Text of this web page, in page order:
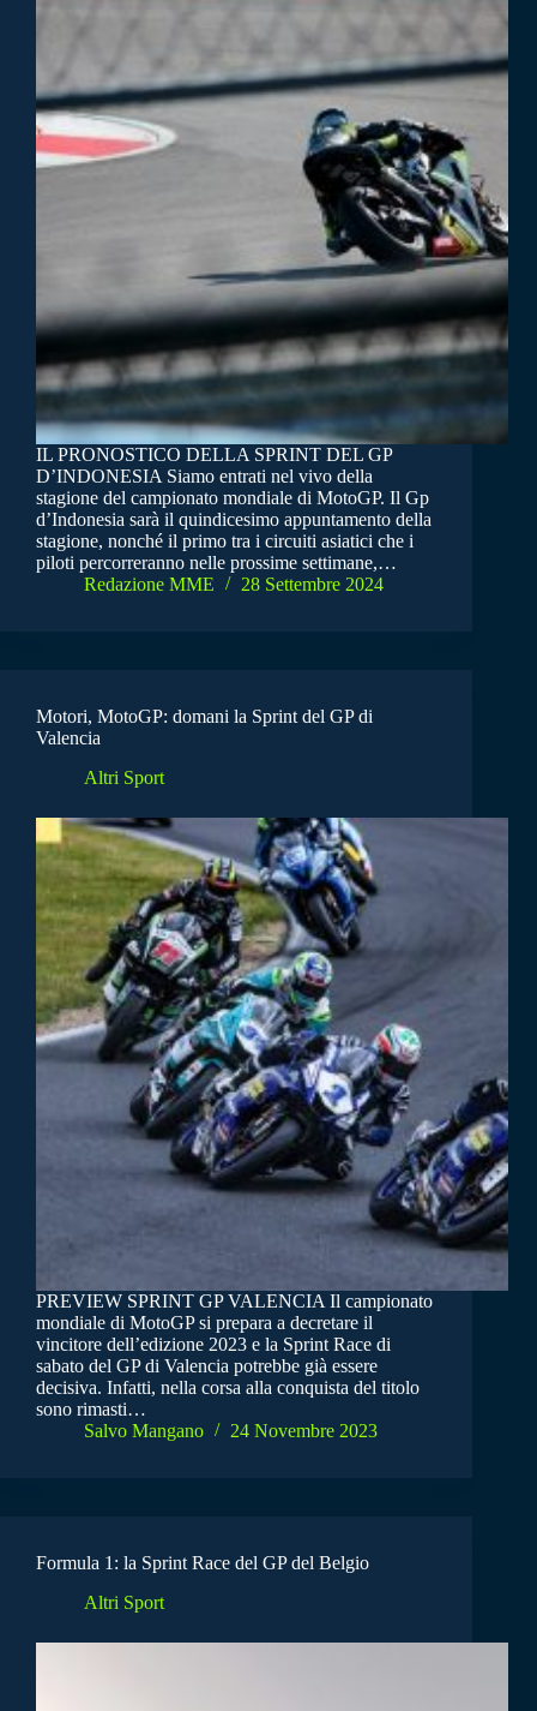
IL PRONOSTICO DELLA SPRINT DEL GP
D’INDONESIA Siamo entrati nel vivo della
stagione del campionato mondiale di MotoGP. Il Gp
d’Indonesia sarà il quindicesimo appuntamento della
stagione, nonché il primo tra i circuiti asiatici che i
piloti percorreranno nelle prossime settimane,…
Redazione MME
28 Settembre 2024
Motori, MotoGP: domani la Sprint del GP di
Valencia
Altri Sport
PREVIEW SPRINT GP VALENCIA Il campionato
mondiale di MotoGP si prepara a decretare il
vincitore dell’edizione 2023 e la Sprint Race di
sabato del GP di Valencia potrebbe già essere
decisiva. Infatti, nella corsa alla conquista del titolo
sono rimasti…
Salvo Mangano
24 Novembre 2023
Formula 1: la Sprint Race del GP del Belgio
Altri Sport